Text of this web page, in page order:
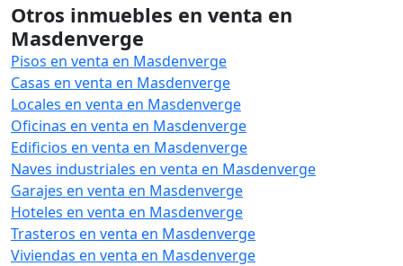
Otros inmuebles en venta en
Masdenverge
Pisos en venta en Masdenverge
Casas en venta en Masdenverge
Locales en venta en Masdenverge
Oficinas en venta en Masdenverge
Edificios en venta en Masdenverge
Naves industriales en venta en Masdenverge
Garajes en venta en Masdenverge
Hoteles en venta en Masdenverge
Trasteros en venta en Masdenverge
Viviendas en venta en Masdenverge